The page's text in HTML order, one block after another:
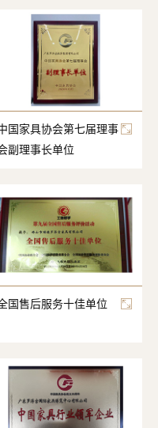
国家具协会第七届理事
副理事长单位
国售后服务十佳单位